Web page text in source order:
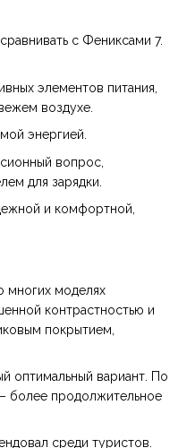
с Фениксами 7.
элементов питания,
воздухе.
энергией.
вопрос,
для зарядки.
и комфортной,
многих моделях
контрастностью и
покрытием,
оптимальный вариант. По
более продолжительное
среди туристов.